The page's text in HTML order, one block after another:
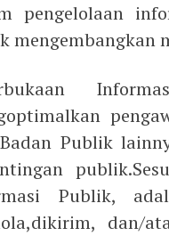
pengelolaan
mengembangkan
Publik
Publik,
dan/